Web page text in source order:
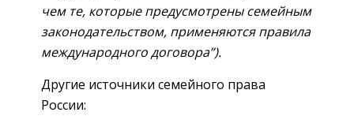
чем те, которые предусмотрены семейным
законодательством, применяются правила
международного договора”).
Другие источники семейного права
России: